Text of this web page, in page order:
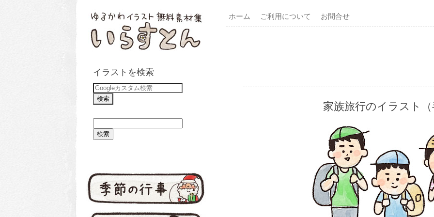
イラストを検索
ホーム ご利用について お問合せ
家族旅行のイラスト